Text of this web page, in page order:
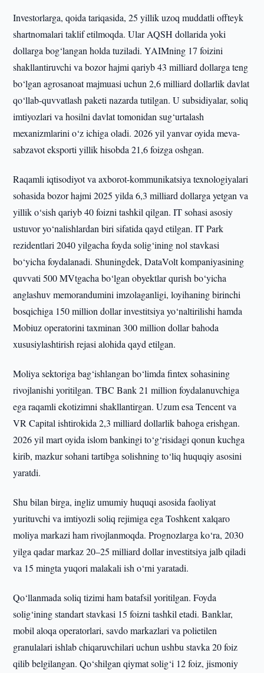
Investorlarga, qoida tariqasida, 25 yillik uzoq muddatli offteyk
shartnomalari taklif etilmoqda. Ular AQSH dollarida yoki
dollarga bog‘langan holda tuziladi. YAIMning 17 foizini
shakllantiruvchi va bozor hajmi qariyb 43 milliard dollarga teng
bo‘lgan agrosanoat majmuasi uchun 2,6 milliard dollarlik davlat
qo‘llab-quvvatlash paketi nazarda tutilgan. U subsidiyalar, soliq
imtiyozlari va hosilni davlat tomonidan sug‘urtalash
mexanizmlarini o‘z ichiga oladi. 2026 yil yanvar oyida meva-
sabzavot eksporti yillik hisobda 21,6 foizga oshgan.
Raqamli iqtisodiyot va axborot-kommunikatsiya texnologiyalari
sohasida bozor hajmi 2025 yilda 6,3 milliard dollarga yetgan va
yillik o‘sish qariyb 40 foizni tashkil qilgan. IT sohasi asosiy
ustuvor yo‘nalishlardan biri sifatida qayd etilgan. IT Park
rezidentlari 2040 yilgacha foyda solig‘ining nol stavkasi
bo‘yicha foydalanadi. Shuningdek, DataVolt kompaniyasining
quvvati 500 MVtgacha bo‘lgan obyektlar qurish bo‘yicha
anglashuv memorandumini imzolaganligi, loyihaning birinchi
bosqichiga 150 million dollar investitsiya yo‘naltirilishi hamda
Mobiuz operatorini taxminan 300 million dollar bahoda
xususiylashtirish rejasi alohida qayd etilgan.
Moliya sektoriga bag‘ishlangan bo‘limda fintex sohasining
rivojlanishi yoritilgan. TBC Bank 21 million foydalanuvchiga
ega raqamli ekotizimni shakllantirgan. Uzum esa Tencent va
VR Capital ishtirokida 2,3 milliard dollarlik bahoga erishgan.
2026 yil mart oyida islom bankingi to‘g‘risidagi qonun kuchga
kirib, mazkur sohani tartibga solishning to‘liq huquqiy asosini
yaratdi.
Shu bilan birga, ingliz umumiy huquqi asosida faoliyat
yurituvchi va imtiyozli soliq rejimiga ega Toshkent xalqaro
moliya markazi ham rivojlanmoqda. Prognozlarga ko‘ra, 2030
yilga qadar markaz 20–25 milliard dollar investitsiya jalb qiladi
va 15 mingta yuqori malakali ish o‘rni yaratadi.
Qo‘llanmada soliq tizimi ham batafsil yoritilgan. Foyda
solig‘ining standart stavkasi 15 foizni tashkil etadi. Banklar,
mobil aloqa operatorlari, savdo markazlari va polietilen
granulalari ishlab chiqaruvchilari uchun ushbu stavka 20 foiz
qilib belgilangan. Qo‘shilgan qiymat solig‘i 12 foiz, jismoniy